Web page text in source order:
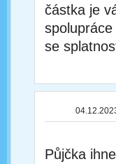
částka je
se
Půjčka